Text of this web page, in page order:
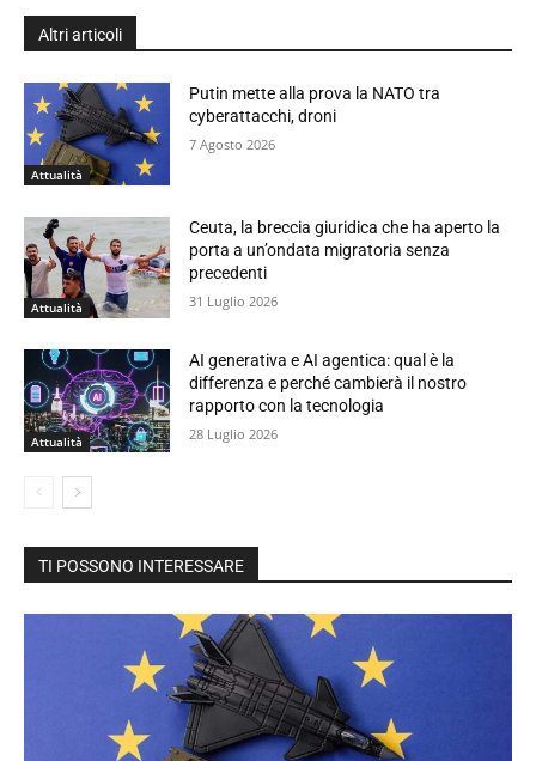
Altri articoli
Attualità
Putin mette alla prova la NATO tra
cyberattacchi, droni
7 Agosto 2026
Attualità
Ceuta, la breccia giuridica che ha aperto la
porta a un’ondata migratoria senza
precedenti
31 Luglio 2026
Attualità
AI generativa e AI agentica: qual è la
differenza e perché cambierà il nostro
rapporto con la tecnologia
28 Luglio 2026
TI POSSONO INTERESSARE